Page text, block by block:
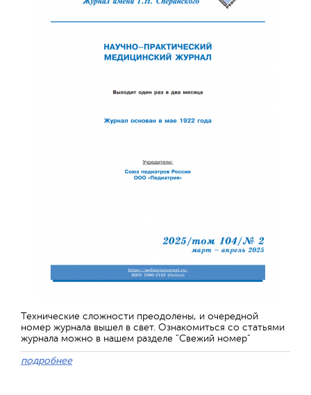
Технические сложности преодолены, и очередной
номер журнала вышел в свет. Ознакомиться со статьями
журнала можно в нашем разделе "Свежий номер"
подробнее